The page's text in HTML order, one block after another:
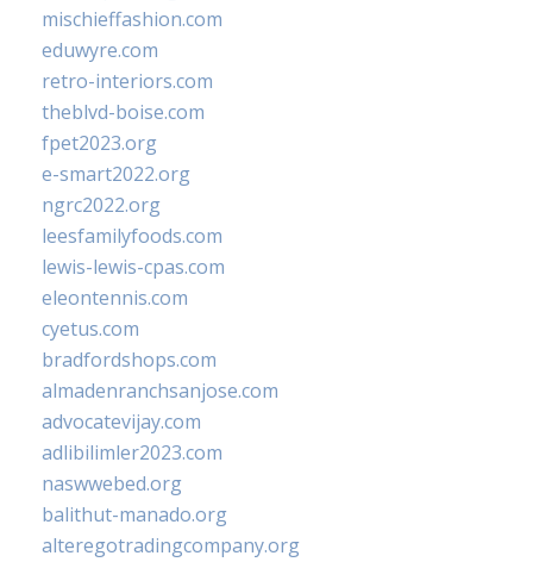
mischieffashion.com
eduwyre.com
retro-interiors.com
theblvd-boise.com
fpet2023.org
e-smart2022.org
ngrc2022.org
leesfamilyfoods.com
lewis-lewis-cpas.com
eleontennis.com
cyetus.com
bradfordshops.com
almadenranchsanjose.com
advocatevijay.com
adlibilimler2023.com
naswwebed.org
balithut-manado.org
alteregotradingcompany.org